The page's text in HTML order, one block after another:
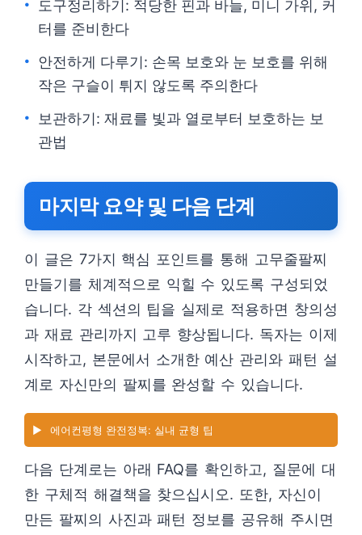
도구정리하기: 적당한 핀과 바늘, 미니 가위, 커
터를 준비한다
안전하게 다루기: 손목 보호와 눈 보호를 위해
작은 구슬이 튀지 않도록 주의한다
보관하기: 재료를 빛과 열로부터 보호하는 보
관법
마지막 요약 및 다음 단계
이 글은 7가지 핵심 포인트를 통해 고무줄팔찌
만들기를 체계적으로 익힐 수 있도록 구성되었
습니다. 각 섹션의 팁을 실제로 적용하면 창의성
과 재료 관리까지 고루 향상됩니다. 독자는 이제
시작하고, 본문에서 소개한 예산 관리와 패턴 설
계로 자신만의 팔찌를 완성할 수 있습니다.
▶️ 에어컨평형 완전정복: 실내 균형 팁
다음 단계로는 아래 FAQ를 확인하고, 질문에 대
한 구체적 해결책을 찾으십시오. 또한, 자신이
만든 팔찌의 사진과 패턴 정보를 공유해 주시면